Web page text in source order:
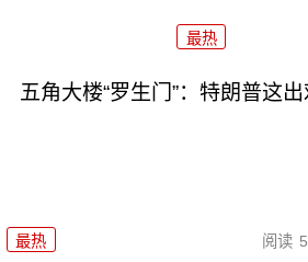
最热
五角大楼“罗生门”：特朗普这
最热 阅读